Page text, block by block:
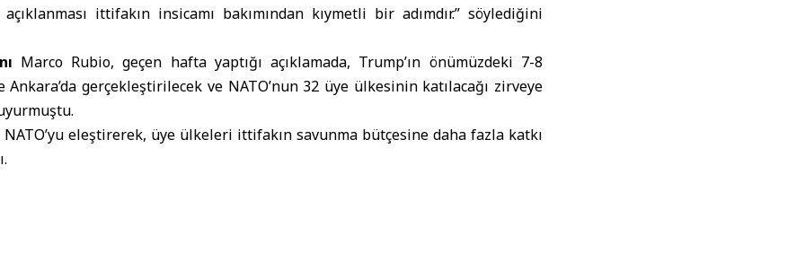
açıklanması ittifakın insicamı bakımından kıymetli bir adımdır.” söylediğini
Marco Rubio, geçen hafta yaptığı açıklamada, Trump’ın önümüzdeki 7-8
gerçekleştirilecek ve NATO’nun 32 üye ülkesinin katılacağı zirveye
eleştirerek, üye ülkeleri ittifakın savunma bütçesine daha fazla katkı